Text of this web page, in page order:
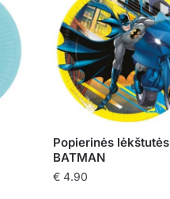
Popierinės lėkštutės
BATMAN
€ 4.90